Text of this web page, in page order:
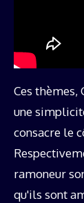
Ces
une
consacre le
ramoneur
qu'ils sont